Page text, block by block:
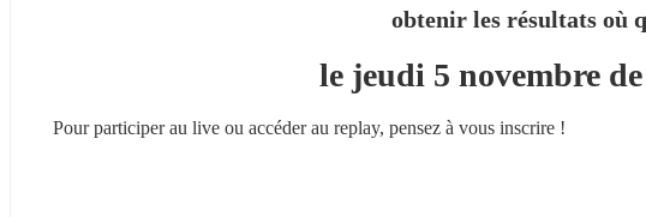
obtenir les résultats où
le jeudi 5 novembre
Pour participer au live ou accéder au replay, pensez à vous inscrire !